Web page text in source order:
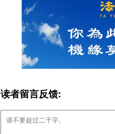
读者留言反馈: